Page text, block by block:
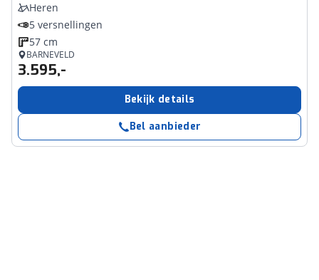
Heren
5 versnellingen
57 cm
BARNEVELD
3.595,-
Bekijk details
Bel aanbieder